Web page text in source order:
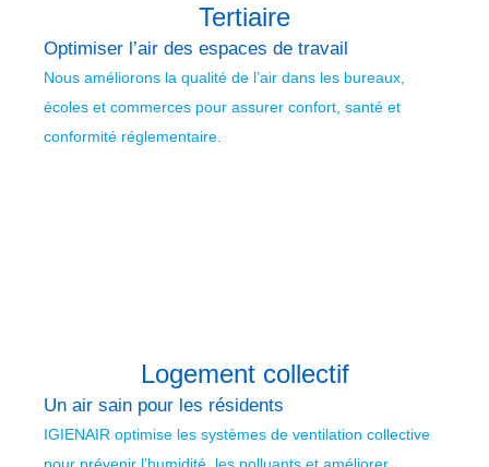
Tertiaire
Optimiser l’air des espaces de travail
Nous améliorons la qualité de l’air dans les bureaux,
écoles et commerces pour assurer confort, santé et
conformité réglementaire.
Logement collectif
Un air sain pour les résidents
IGIENAIR optimise les systèmes de ventilation collective
pour prévenir l’humidité, les polluants et améliorer